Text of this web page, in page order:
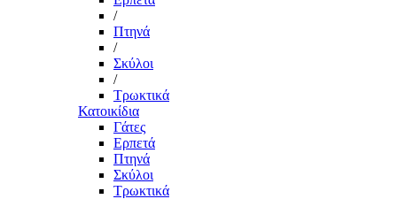
/
Πτηνά
/
Σκύλοι
/
Τρωκτικά
Κατοικίδια
Γάτες
Ερπετά
Πτηνά
Σκύλοι
Τρωκτικά